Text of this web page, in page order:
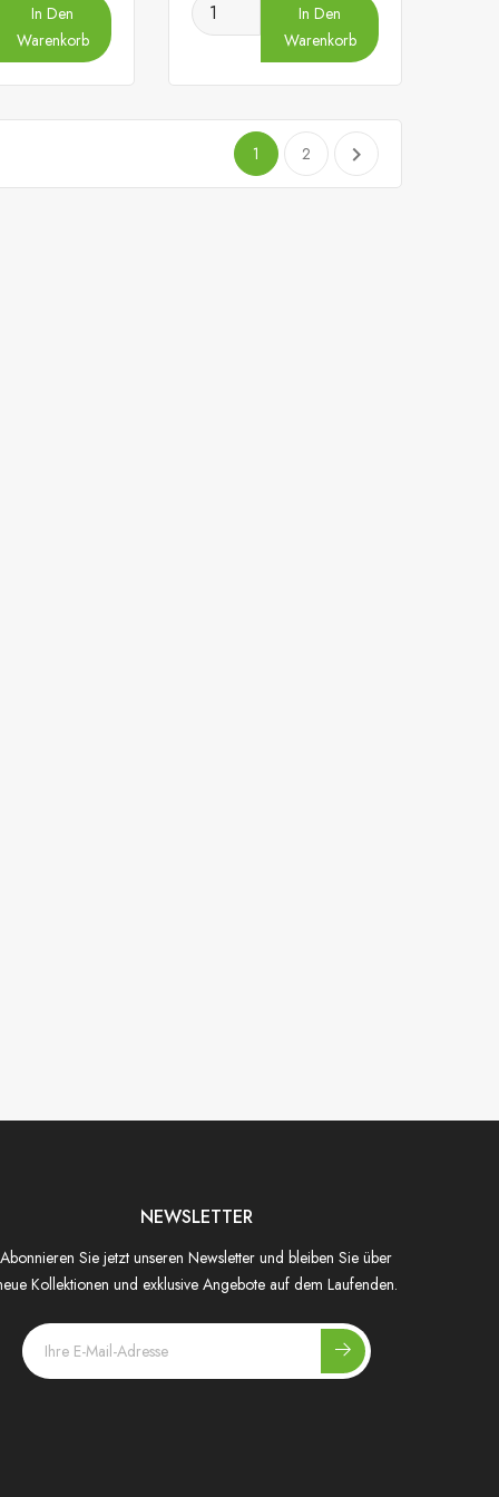
In Den
Warenkorb
In Den
Warenkorb
1 2 
NEWSLETTER
Abonnieren Sie jetzt unseren Newsletter und bleiben Sie über
Kollektionen und exklusive Angebote auf dem Laufenden.